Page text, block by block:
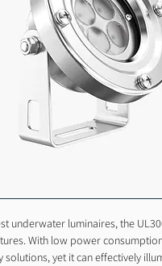
underwater luminaires, the
With low power
yet it can effectively